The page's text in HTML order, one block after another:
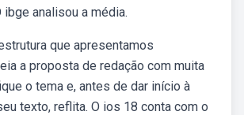
analisou a média.
que apresentamos
a proposta de redação com muita
o tema e, antes de dar início à
texto, reflita. O ios 18 conta com o